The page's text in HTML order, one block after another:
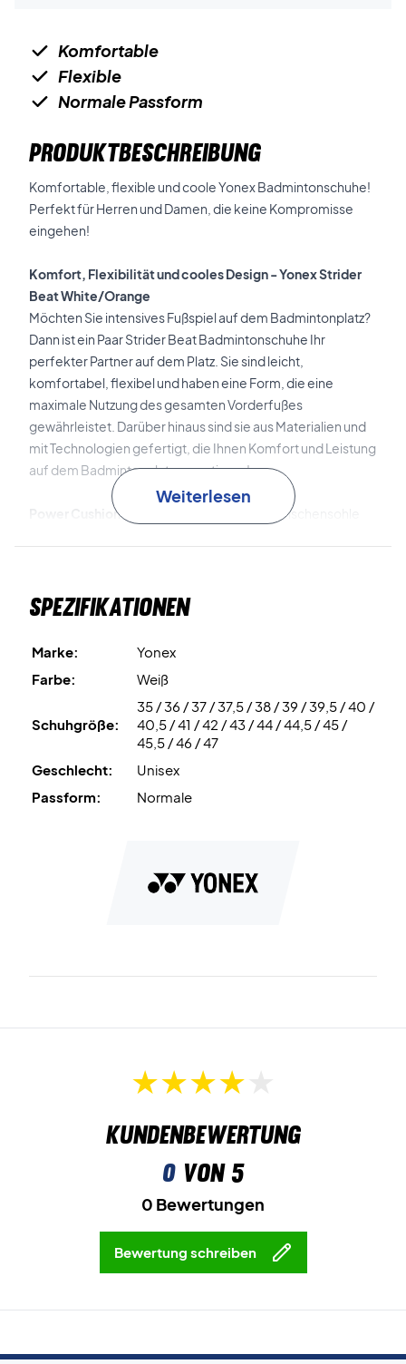
Komfortable
Flexible
Normale Passform
PRODUKTBESCHREIBUNG
Komfortable, flexible und coole Yonex Badmintonschuhe!
Perfekt für Herren und Damen, die keine Kompromisse
eingehen!
Komfort, Flexibilität und cooles Design - Yonex Strider
Beat White/Orange
Möchten Sie intensives Fußspiel auf dem Badmintonplatz?
Dann ist ein Paar Strider Beat Badmintonschuhe Ihr
perfekter Partner auf dem Platz. Sie sind leicht,
komfortabel, flexibel und haben eine Form, die eine
maximale Nutzung des gesamten Vorderfußes
gewährleistet. Darüber hinaus sind sie aus Materialien und
mit Technologien gefertigt, die Ihnen Komfort und Leistung
auf dem Badmintonplatz garantieren!
Power Cushionist das Material, das in die Zwischensohle
leichte Mesh-Material, das für das Obermaterial
Durable Skin Lightist das Material, das über das Mesh-
Material im Obermaterial gelegt wird, um ein
strapazierfähiges Obermaterial und eine bequeme
Passform zu gewährleisten.
Fußspiel zu ermöglichen.
Radial Blade Soleist das Außensohlenmuster, das Ihnen
Stabilität auf dem Platz gibt und die besten
Voraussetzungen für blitzschnelle Richtungswechsel
Schließlich ist es ein Unisex-Schuh und kann daher sowohl
von Frauen als auch von Männern getragen werden!
Weiterlesen
Spezifikationen
Marke:
Yonex
Farbe:
Weiß
Schuhgröße:
35 / 36 / 37 / 37,5 / 38 / 39 / 39,5 / 40 /
40,5 / 41 / 42 / 43 / 44 / 44,5 / 45 /
45,5 / 46 / 47
Geschlecht:
Unisex
Passform:
Normale
Kundenbewertung
0von 5
0 Bewertungen
Bewertung schreiben